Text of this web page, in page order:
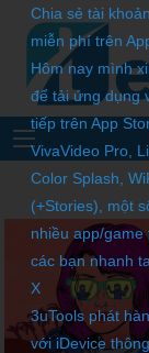
Chia sẻ tài
miễn phí trên
Hôm nay mình
để tải ứng dụng
tiếp trên App
VivaVideo Pro,
Color Splash,
(+Stories), một
nhiều app/
các bạn nhanh
X
3uTools phát
với iDevice